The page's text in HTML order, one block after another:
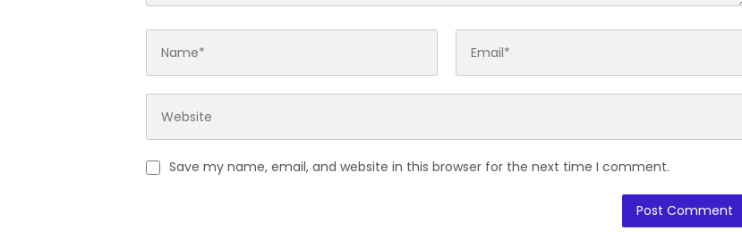
Save my name, email, and website in this browser for the next time I comment.